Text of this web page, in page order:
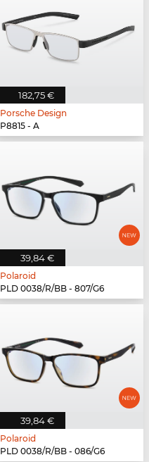
182,75 €
Porsche Design
P8815 - A
39,84 €
Polaroid
PLD 0038/R/BB - 807/G6
39,84 €
Polaroid
PLD 0038/R/BB - 086/G6